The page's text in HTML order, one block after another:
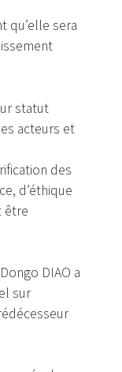
qu’elle sera
statut
acteurs et
des
d’éthique
être
DIAO a
sur